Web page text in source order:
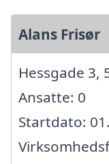
Alans Frisør
Hessgade 3,
Ansatte: 0
Startdato: